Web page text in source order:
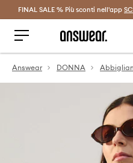
Risparmia con
FINAL SALE % Più sconti nell'app
Answear DONNA